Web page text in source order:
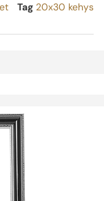
Tag 20x30 kehys